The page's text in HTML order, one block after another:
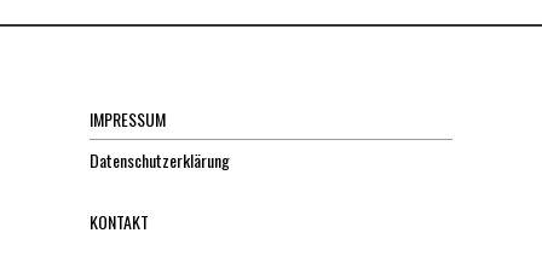
IMPRESSUM
Datenschutzerklärung
KONTAKT